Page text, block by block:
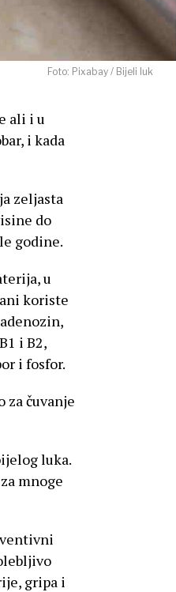
Foto: Pixabay / Bijeli luk
ali i u
i kada
zeljasta
do
godine.
u
koriste
i B2,
i fosfor.
za čuvanje
luka.
mnoge
gripa i